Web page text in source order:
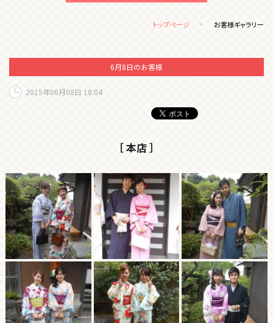
トップページ お客様ギャラリー
6月8日のお客様
2015年06月08日 18:04
［ 本店 ］